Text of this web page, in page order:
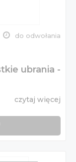
do odwołania
ubrania -
czytaj więcej